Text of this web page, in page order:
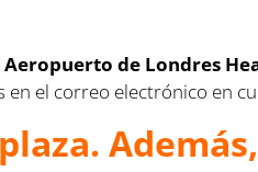
de Londres
el correo electrónico en